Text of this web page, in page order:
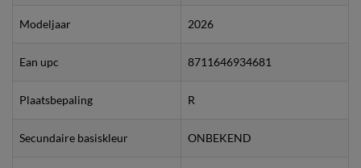
Modeljaar 2026
Ean upc 8711646934681
Plaatsbepaling R
Secundaire basiskleur ONBEKEND